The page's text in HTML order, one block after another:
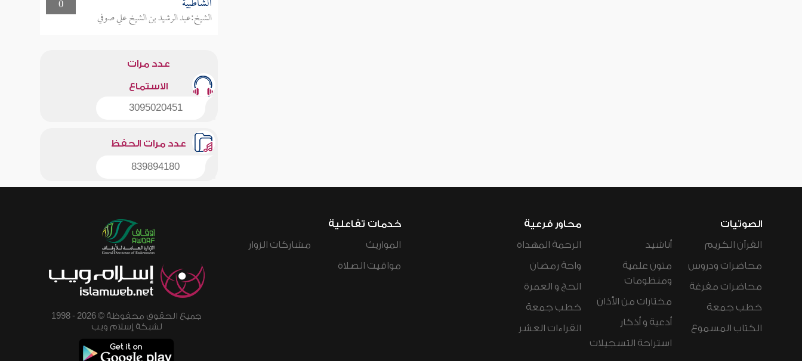
0
الشيخ:عبد الرشيد بن الشيخ علي صوفي
عدد مرات
الاستماع
3095020451
عدد مرات الحفظ
839894180
الصوتيات
القرآن الكريم
محاضرات ودروس
محاضرات مفرغة
خطب جمعة
الكتاب المسموع
أناشيد
متون علمية
ومنظومات
مختارات من الأذان
أدعية و أذكار
استراحة التسجيلات
محاور فرعية
الرحمة المهداة
واحة رمضان
الحج و العمرة
خطب جمعة
القراءات العشر
خدمات تفاعلية
المواريث
مواقيت الصلاة
مشاركات الزوار
جميع الحقوق محفوظة © 2026 - 1998
لشبكة إسلام ويب